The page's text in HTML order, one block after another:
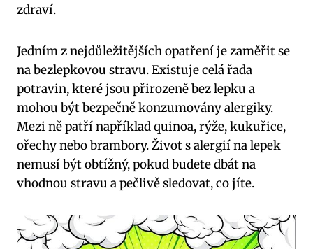
zdraví.
Jedním z nejdůležitějších opatření je zaměřit se
na bezlepkovou stravu. Existuje celá řada
potravin, které jsou přirozeně bez lepku a
mohou být bezpečně konzumovány alergiky.
Mezi ně patří například quinoa, rýže, kukuřice,
ořechy nebo brambory. Život s alergií na lepek
nemusí být obtížný, pokud budete dbát na
vhodnou stravu a pečlivě sledovat, co jíte.